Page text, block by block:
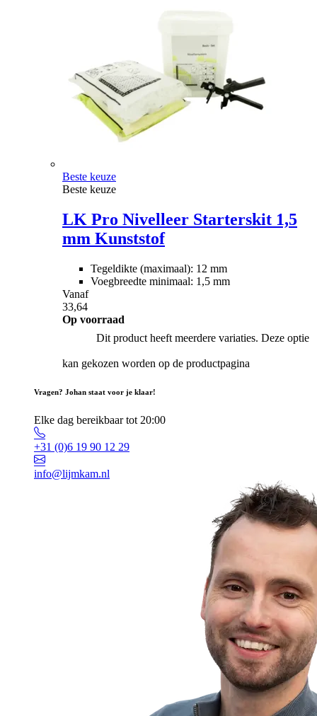
Beste keuze
Beste keuze
LK Pro Nivelleer Starterskit 1,5
mm Kunststof
Tegeldikte (maximaal): 12 mm
Voegbreedte minimaal: 1,5 mm
Vanaf
33,64
Op voorraad
Dit product heeft meerdere variaties. Deze optie
kan gekozen worden op de productpagina
Vragen? Johan staat voor je klaar!
Elke dag bereikbaar tot 20:00
+31 (0)6 19 90 12 29
info@lijmkam.nl